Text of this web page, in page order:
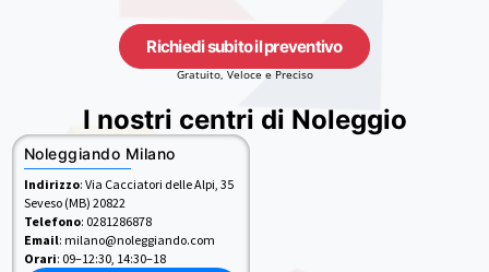
Richiedi subito il preventivo
Gratuito, Veloce e Preciso
I nostri centri di Noleggio
Noleggiando Milano
Indirizzo: Via Cacciatori delle Alpi, 35
Seveso (MB) 20822
Telefono: 0281286878
Email: milano@noleggiando.com
Orari: 09–12:30, 14:30–18